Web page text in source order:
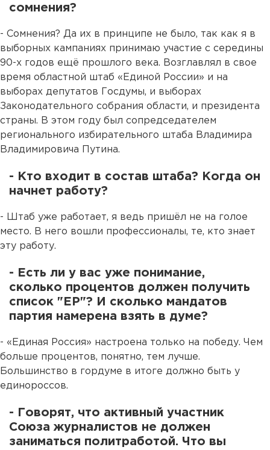
сомнения?
- Сомнения? Да их в принципе не было, так как я в
выборных кампаниях принимаю участие с середины
90-х годов ещё прошлого века. Возглавлял в свое
время областной штаб «Единой России» и на
выборах депутатов Госдумы, и выборах
Законодательного собрания области, и президента
страны. В этом году был сопредседателем
регионального избирательного штаба Владимира
Владимировича Путина.
- Кто входит в состав штаба? Когда он
начнет работу?
- Штаб уже работает, я ведь пришёл не на голое
место. В него вошли профессионалы, те, кто знает
эту работу.
- Есть ли у вас уже понимание,
сколько процентов должен получить
список "ЕР"? И сколько мандатов
партия намерена взять в думе?
- «Единая Россия» настроена только на победу. Чем
больше процентов, понятно, тем лучше.
Большинство в гордуме в итоге должно быть у
единороссов.
- Говорят, что активный участник
Союза журналистов не должен
заниматься политработой. Что вы